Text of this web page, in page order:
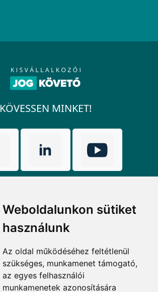
Weboldalunkon sütiket
használunk
Az oldal működéséhez feltétlenül
szükséges, munkamenet támogató,
az egyes felhasználói
munkamenetek azonosítására
KÖVESSEN MINKET!
ELÉRHETŐSÉGEK
+36 1 880 7600
info@mprx.hu